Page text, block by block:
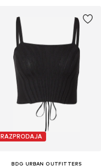
RAZPRODAJA
BDG URBAN OUTFITTERS